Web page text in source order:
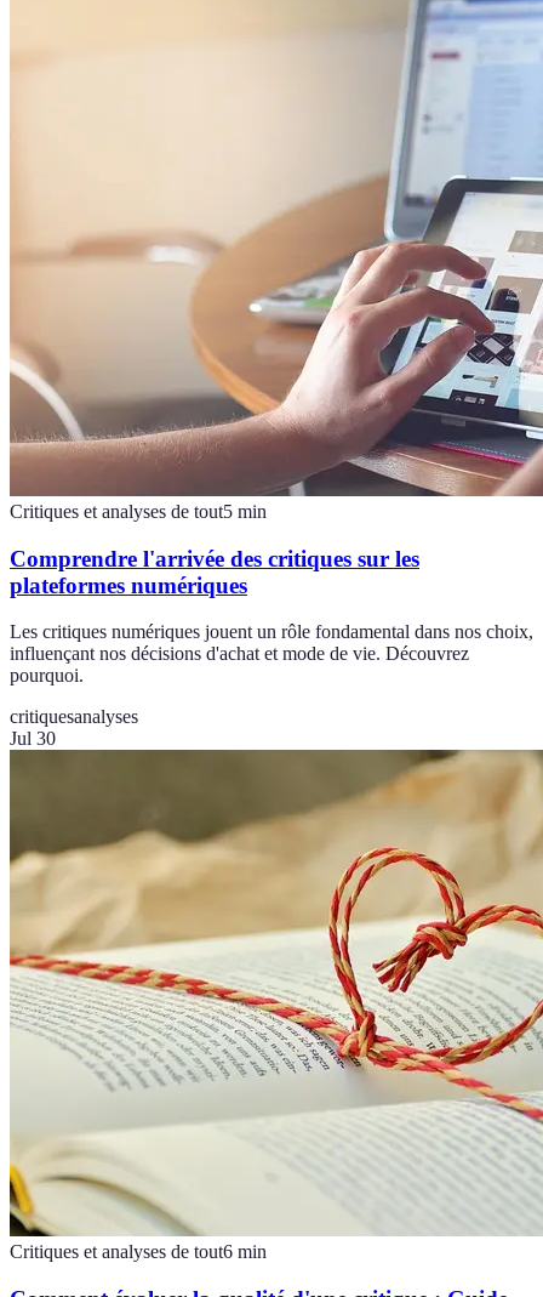
Critiques et analyses de tout5 min
Comprendre l'arrivée des critiques sur les
plateformes numériques
Les critiques numériques jouent un rôle fondamental dans nos choix,
influençant nos décisions d'achat et mode de vie. Découvrez
pourquoi.
critiquesanalyses
Jul 30
Critiques et analyses de tout6 min